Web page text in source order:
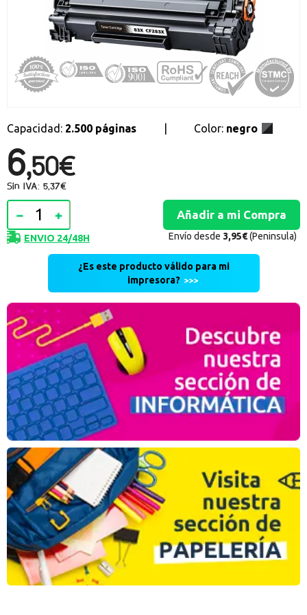
Recibe nuestras promociones y ofertas suscribiéndote a nuestro
boletin de noticias
Ventajas para miembros
Accede a descuentos exclusivos y ofertas en toda la gama de
registro distribuidor
Capacidad: 2.500 páginas Color: negro
6,50€
Sin IVA: 5,37€
ENVIO 24/48H Envío desde 3,95€(Peninsula)
¿Es este producto válido para mi
impresora? >>>